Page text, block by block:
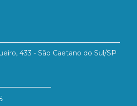
433 - São Caetano do Sul/SP